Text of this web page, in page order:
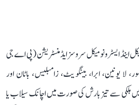
اینڈ ایسٹرونومیکل سروسز ایڈمنسٹریشن (پی اے جی
یونین، ابرا، بینگویٹ، زامبلیس، باٹان اور
ہلکی سے تیز بارش کی صورت میں اچانک سیلاب یا